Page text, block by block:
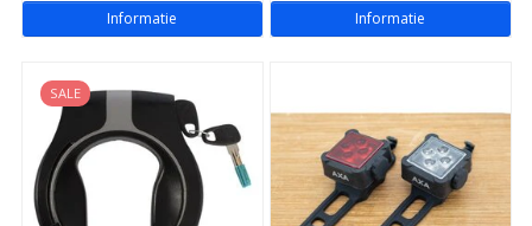
Informatie Informatie
SALE